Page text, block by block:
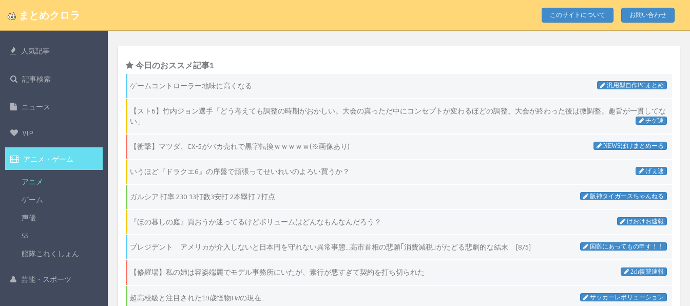
まとめクロラ このサイトについて お問い合わせ
人気記事
記事検索
ニュース
VIP
アニメ・ゲーム
アニメ
ゲーム
声優
SS
艦隊これくしょん
芸能・スポーツ